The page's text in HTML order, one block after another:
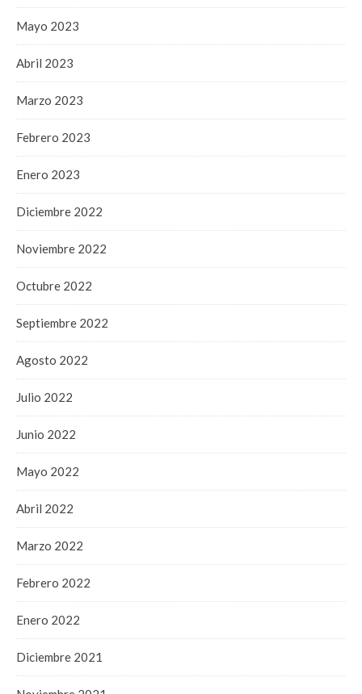
Mayo 2023
Abril 2023
Marzo 2023
Febrero 2023
Enero 2023
Diciembre 2022
Noviembre 2022
Octubre 2022
Septiembre 2022
Agosto 2022
Julio 2022
Junio 2022
Mayo 2022
Abril 2022
Marzo 2022
Febrero 2022
Enero 2022
Diciembre 2021